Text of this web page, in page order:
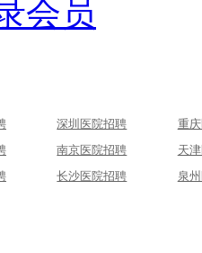
会员
深圳医院招聘
重
南京医院招聘
天
长沙医院招聘 泉